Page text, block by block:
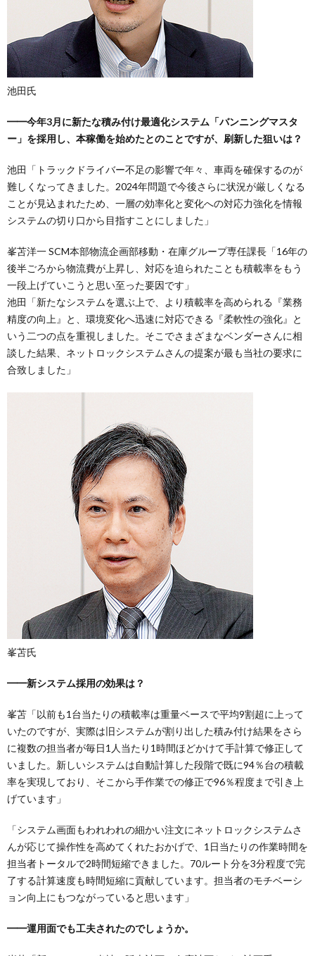
池田氏
━━今年3月に新たな積み付け最適化システム「バンニングマスタ
ー」を採用し、本稼働を始めたとのことですが、刷新した狙いは？
池田「トラックドライバー不足の影響で年々、車両を確保するのが
難しくなってきました。2024年問題で今後さらに状況が厳しくなる
ことが見込まれたため、一層の効率化と変化への対応力強化を情報
システムの切り口から目指すことにしました」
峯苫洋一 SCM本部物流企画部移動・在庫グループ専任課長「16年の
後半ごろから物流費が上昇し、対応を迫られたことも積載率をもう
一段上げていこうと思い至った要因です」
池田「新たなシステムを選ぶ上で、より積載率を高められる『業務
精度の向上』と、環境変化へ迅速に対応できる『柔軟性の強化』と
いう二つの点を重視しました。そこでさまざまなベンダーさんに相
談した結果、ネットロックシステムさんの提案が最も当社の要求に
合致しました」
峯苫氏
━━新システム採用の効果は？
峯苫「以前も1台当たりの積載率は重量ベースで平均9割超に上って
いたのですが、実際は旧システムが割り出した積み付け結果をさら
に複数の担当者が毎日1人当たり1時間ほどかけて手計算で修正して
いました。新しいシステムは自動計算した段階で既に94％台の積載
率を実現しており、そこから手作業での修正で96％程度まで引き上
げています」
「システム画面もわれわれの細かい注文にネットロックシステムさ
んが応じて操作性を高めてくれたおかげで、1日当たりの作業時間を
担当者トータルで2時間短縮できました。70ルート分を3分程度で完
了する計算速度も時間短縮に貢献しています。担当者のモチベーシ
ョン向上にもつながっていると思います」
━━運用面でも工夫されたのでしょうか。